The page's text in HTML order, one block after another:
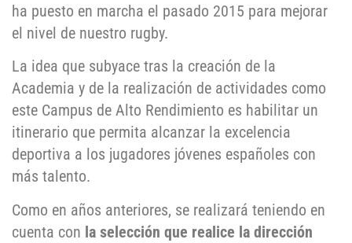
ha puesto en marcha el pasado 2015 para mejorar
el nivel de nuestro rugby.
La idea que subyace tras la creación de la
Academia y de la realización de actividades como
este Campus de Alto Rendimiento es habilitar un
itinerario que permita alcanzar la excelencia
deportiva a los jugadores jóvenes españoles con
más talento.
Como en años anteriores, se realizará teniendo en
cuenta con la selección que realice la dirección